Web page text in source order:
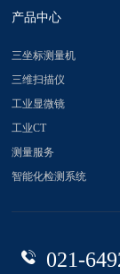
产品中心
三坐标测量机
三维扫描仪
工业显微镜
工业CT
测量服务
智能化检测系统
021-